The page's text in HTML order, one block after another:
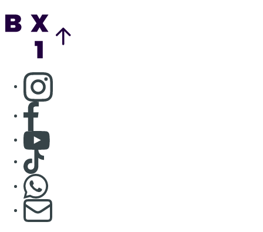
Consulter page Instagram
Consulter page Facebook
Consulter Youtube
Consulter TikTok
S'abonner à notre newsletter